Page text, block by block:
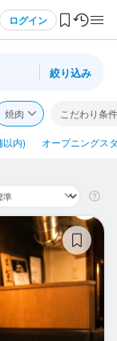
ログイン
絞り込み
焼肉 こだわり条件
以内) オープニングス